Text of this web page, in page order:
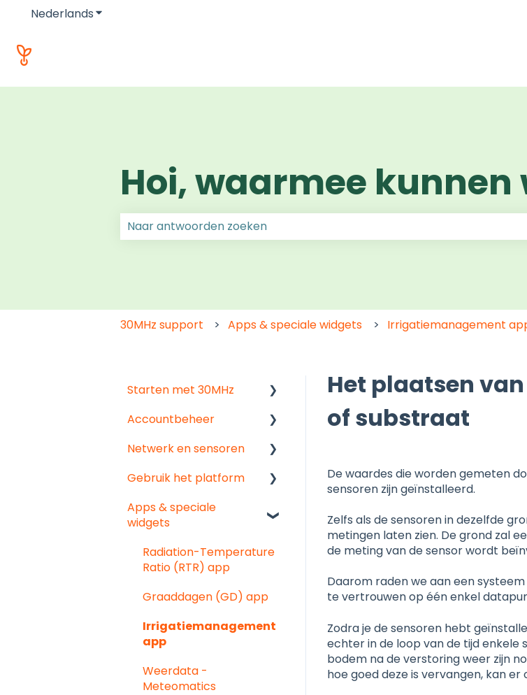
NederlandsSubmenu tonen voor vertalingen
Hoi, waarmee kunnen
30MHz support Apps & speciale widgets Irrigatiemanagement
Het plaatsen
of substraat
De waardes die worden gemeten
sensoren zijn geïnstalleerd.
Zelfs als de sensoren in dezelfde
metingen laten zien. De grond zal
de meting van de sensor wordt
Daarom raden we aan een
te vertrouwen op één enkel
Zodra je de sensoren hebt
echter in de loop van de tijd enkele
bodem na de verstoring weer zijn
hoe goed deze is vervangen, kan
Starten met 30MHz
Begin hier!
Dashboards maken
Accountbeheer
Start hier
Gebruiker & organisatie
Groepen
Netwerk en sensoren
Begin hier
Probleemoplossing
sensor
Geventileerde
luchtvochtigheidssenso
r
Gebruik het platform
Data analyseren
communiceren
Notificaties
Apps & speciale
widgets
Radiation-Temperature
Ratio (RTR) app
Graaddagen (GD) app
Irrigatiemanagement
app
Weerdata -
Meteomatics